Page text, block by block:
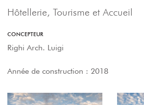
Hôtellerie, Tourisme et Accueil
CONCEPTEUR
Righi Arch. Luigi
Année de construction : 2018